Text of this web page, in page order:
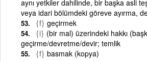
aynı yetkiler dahilinde, bir başka asli
veya idari bölümdeki göreve ayırma,
{f} geçirmek
{i} (bir mal) üzerindeki hakkı
geçirme/devretme/devir; temlik
{f} basmak (kopya)